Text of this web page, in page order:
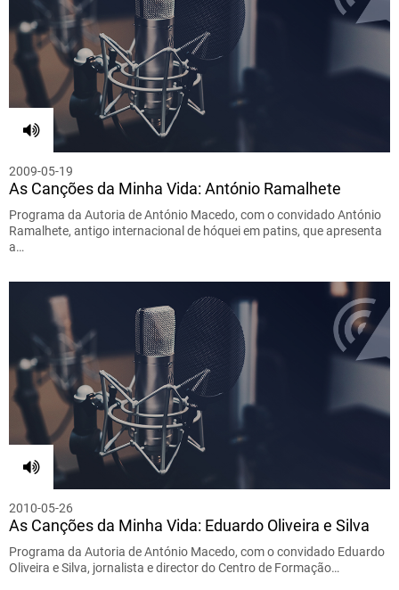
2009-05-19
As Canções da Minha Vida: António Ramalhete
Programa da Autoria de António Macedo, com o convidado António
Ramalhete, antigo internacional de hóquei em patins, que apresenta
a…
2010-05-26
As Canções da Minha Vida: Eduardo Oliveira e Silva
Programa da Autoria de António Macedo, com o convidado Eduardo
Oliveira e Silva, jornalista e director do Centro de Formação…